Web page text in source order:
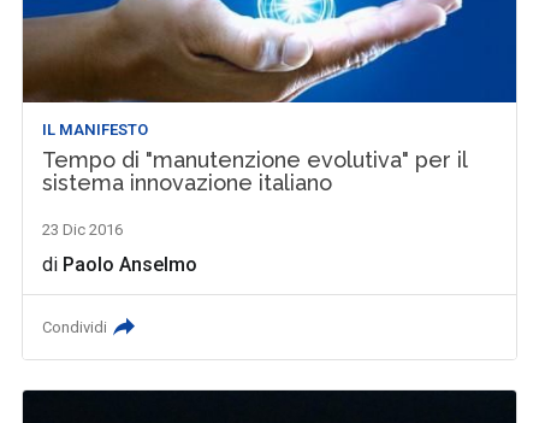
IL MANIFESTO
Tempo di "manutenzione evolutiva" per il
sistema innovazione italiano
23 Dic 2016
di Paolo Anselmo
Condividi